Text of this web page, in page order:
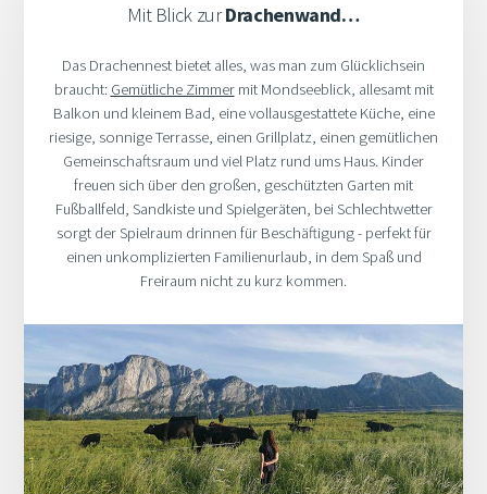
Mit Blick zurDrachenwand…
Das Drachennest bietet alles, was man zum Glücklichsein
braucht: Gemütliche Zimmermit Mondseeblick, allesamt mit
Balkon und kleinem Bad, eine vollausgestattete Küche, eine
riesige, sonnige Terrasse, einen Grillplatz, einen gemütlichen
Gemeinschaftsraum und viel Platz rund ums Haus. Kinder
freuen sich über den großen, geschützten Garten mit
Fußballfeld, Sandkiste und Spielgeräten, bei Schlechtwetter
sorgt der Spielraum drinnen für Beschäftigung - perfekt für
einen unkomplizierten Familienurlaub, in dem Spaß und
Freiraum nicht zu kurz kommen.